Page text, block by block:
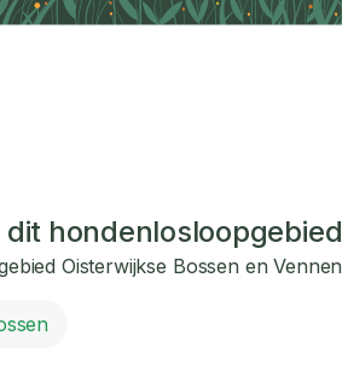
dit hondenlosloopgebied
Oisterwijkse Bossen en Vennen